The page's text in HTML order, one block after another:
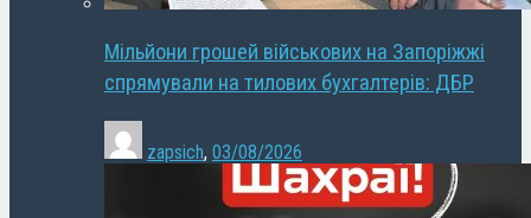
Мільйони грошей військових на Запоріжжі
спрямували на тилових бухгалтерів: ДБР
zapsich, 03/08/2026